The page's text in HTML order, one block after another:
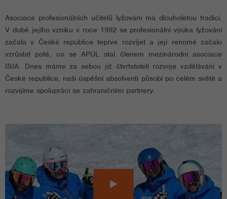
Asociace profesionálních učitelů lyžování má dlouholetou tradici.
V době jejího vzniku v roce 1992 se profesionální výuka lyžování
začala v České republice teprve rozvíjet a její renomé začalo
vzrůstat poté, co se APUL stal členem mezinárodní asociace
ISIA. Dnes máme za sebou již čtvrtstoletí rozvoje vzdělávání v
České republice, naši úspěšní absolventi působí po celém světě a
rozvijíme spolupráci se zahraničními partnery.